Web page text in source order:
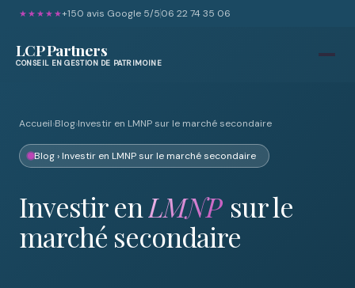
★★★★★+150 avis Google 5/506 22 74 35 06
LCP Partners
CONSEIL EN GESTION DE PATRIMOINE
Accueil›Blog›Investir en LMNP sur le marché secondaire
Blog › Investir en LMNP sur le marché secondaire
Investir enLMNP sur le
marché secondaire